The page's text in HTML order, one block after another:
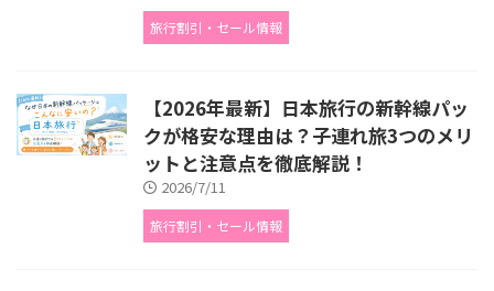
旅行割引・セール情報
【2026年最新】日本旅行の新幹線パッ
クが格安な理由は？子連れ旅3つのメリ
ットと注意点を徹底解説！
2026/7/11
旅行割引・セール情報